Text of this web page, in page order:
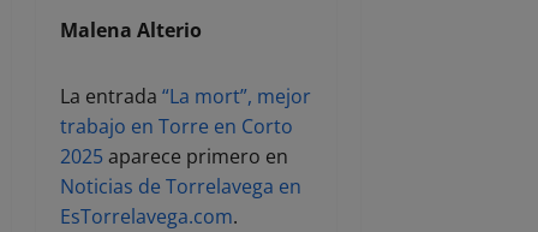
Malena Alterio
La entrada “La mort”, mejor
trabajo en Torre en Corto
2025 aparece primero en
Noticias de Torrelavega en
EsTorrelavega.com.